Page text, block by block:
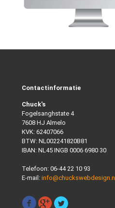
Contactinformatie
Chuck's
Fogelsanghstate 4
7608 HJ Almelo
KVK: 62407066
BTW: NL002241820B81
IBAN: NL45 INGB 0006 6980 30
Telefoon: 06-44 22 10 93
E-mail: info@chuckswebdesign.nl